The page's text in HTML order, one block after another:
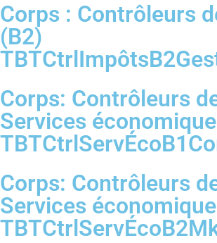
Corps : Contrôleurs
(B2)
Corps: Contrôleurs
Services
Corps: Contrôleurs
Services